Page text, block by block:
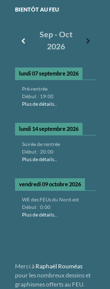
BIENTÔT AU FEU
Sep - Oct
2026
lundi 07 septembre 2026
Pré-rentrée
Début : 19:00
Plus de détails...
lundi 14 septembre 2026
Soirée de rentrée
Début : 20:00
Plus de détails...
vendredi 09 octobre 2026
WE des FEUs du Nord-est
Début : 0:00
Plus de détails...
Merci à Raphaël Rouméas
pour les nombreux dessins et
graphismes offerts au FEU.